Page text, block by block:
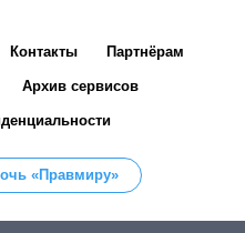
Контакты Партнёрам
Архив сервисов
«Правмиру»